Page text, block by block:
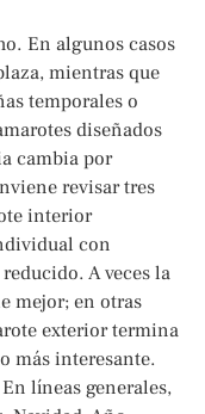
En algunos casos
mientras que
temporales o
diseñados
cambia por
revisar tres
interior
con
A veces la
mejor; en otras
exterior termina
más interesante.
líneas generales,